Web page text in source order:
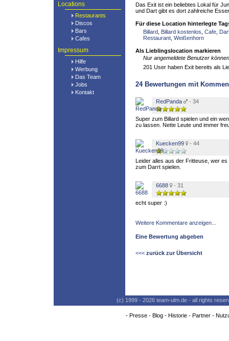
Locations
Restaurants
Discos
Bars
Cafes
Impressum
Hilfe
Werbung
Das Team
Jobs
Kontakt
Das Exit ist ein beliebtes Lokal für
und Dart gibt es dort zahlreiche
Für diese Location hinterlegte
Billard Billard kostenlos Cafe
Restaurant Weißenhorn
Als Lieblingslocation markieren
Nur angemeldete Benutzer
201 User haben Exit bereits als
24Bewertungen mit
RedPanda - 34
Super zum Billard spielen und ein
zu lassen. Nette Leute und immer
Kuecken99 - 44
Leider alles aus der Fritteuse, wer
zum Darrt spielen.
6688 - 31
echt super :)
Weitere Kommentare anzeigen...
Eine Bewertung abgeben
<<< zurück zur Übersicht
(c) 1999 - 2026 team-ulm.de - all rights
- Presse- Blog- Historie- Partner-